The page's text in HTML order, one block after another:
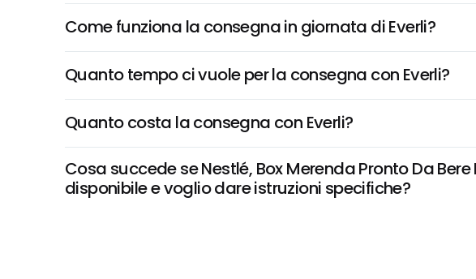
Come funziona la consegna in giornata di Everli?
Quanto tempo ci vuole per la consegna con Everli?
Quanto costa la consegna con Everli?
Cosa succede se Nestlé, Box Merenda Pronto Da
disponibile e voglio dare istruzioni specifiche?